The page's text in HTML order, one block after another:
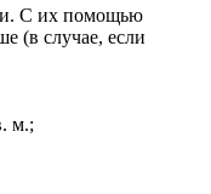
С их помощью
(в случае, если
м.;